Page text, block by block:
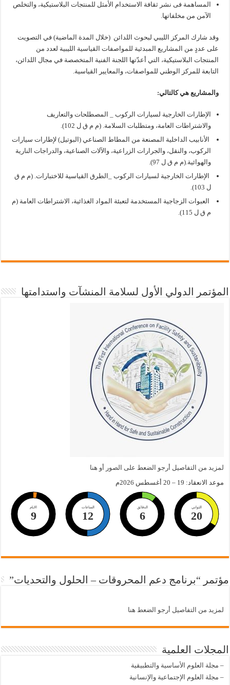
المساهمة فى نشر ثقافة الاستخدام الأمثل للمنتجات البلاستيكية، والتخلص
الآمن من مخلفاتها.
وقد شارك المركز الليبي لبحوث اللدائن (خلال المدة الماضية) في التصويت
على عددٍ من المشاريع المبدئية للمواصفات القياسية الليبية لعدد من
المنتجات البلاستيكية، التي أعدّتها اللجنة الفنية المتخصصة في مجال اللدائن،
التابعة للمركز الوطني للمواصفات، والمعايير القياسية.
والمشاريع هي كالتالي:
الإطارات الخارجية لسيارات الركوب _ المصطلحات والتعاريف
والاشتراطات العامة، ومتطلبات السلامة. (م م ق ل 102).
الأنابيب الداخلية المصنعة من المطاط الصناعي (البوتيل) لإطارات سيارات
الركوب، والنقل، والجرارات الزراعية، والآلات الصناعية، والدراجات النارية
والهوائية.(م م ق ل 97).
الإطارات الخارجية لسيارات الركوب _الطرق القياسية للاختبارات. (م م ق
ل 103).
العبوات الزجاجية المستخدمة لتعبئة المواد الغذائية، الاشتراطات العامة (م
م ق ل 115).
المؤتمر الدولي الأول لسلامة المنشآت واستدامتها
لمزيد من التفاصيل أرجو الضعط على الصور أو هنا
موعد الانعقاد: 19 – 20 أغسطس 2026م
الايام
9
الساعات
12
الدقائق
6
الثواني
19
مؤتمر “برنامج دعم المحروقات – الحلول والتحديات”
لمزيد من التفاصيل أرجو الضعط هنا
المجلات العلمية
– مجلة العلوم الأساسية والتطبيقية
– مجلة العلوم الإجتماعية والإنسانية